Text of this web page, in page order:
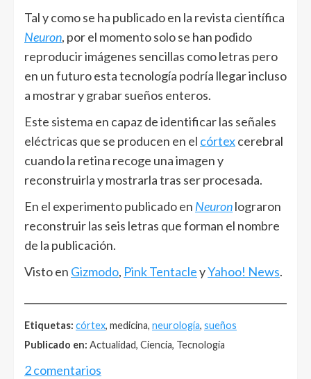
Tal y como se ha publicado en la revista científica
Neuron, por el momento solo se han podido
reproducir imágenes sencillas como letras pero
en un futuro esta tecnología podría llegar incluso
a mostrar y grabar sueños enteros.
Este sistema en capaz de identificar las señales
eléctricas que se producen en el córtexcerebral
cuando la retina recoge una imagen y
reconstruirla y mostrarla tras ser procesada.
En el experimento publicado en Neuronlograron
reconstruir las seis letras que forman el nombre
de la publicación.
Visto en Gizmodo, Pink TentacleyYahoo! News.
Etiquetas: córtex, medicina, neurología, sueños
Publicado en: Actualidad, Ciencia, Tecnología
2 comentarios